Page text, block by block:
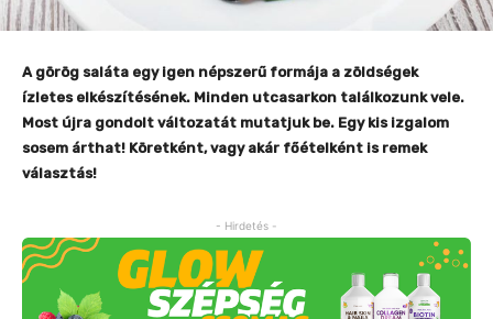
A görög saláta egy igen népszerű formája a zöldségek
ízletes elkészítésének. Minden utcasarkon találkozunk vele.
Most újra gondolt változatát mutatjuk be. Egy kis izgalom
sosem árthat! Köretként, vagy akár főételként is remek
választás!
- Hirdetés -